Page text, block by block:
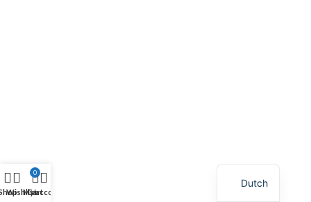
Wishlist
0
Cart
My account
Dutch